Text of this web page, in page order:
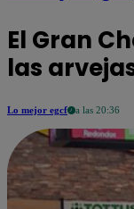
El Gran
las arvejas
Lo mejor egcf a las 20:36